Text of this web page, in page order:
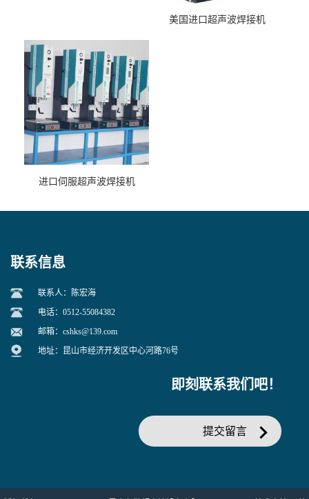
美国进口超声波焊接机
进口伺服超声波焊接机
联系信息
联系人：陈宏海
电话：0512-55084382
邮箱： cshks@139.com
地址：昆山市经济开发区中心河路76号
即刻联系我们吧！
提交留言